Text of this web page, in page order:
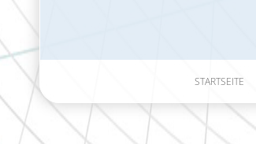
STARTSEITE